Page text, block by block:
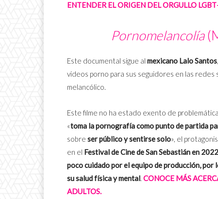
ENTENDER EL ORIGEN DEL ORGULLO
Pornomelancolía
Este documental sigue al mexicano Lalo Santos
videos porno para sus seguidores en las
melancólico.
Este filme no ha estado exento de
«toma la pornografía como punto de partida
sobre ser público y sentirse solo», el
en el Festival de Cine de San Sebastián en 2022
poco cuidado por el equipo de producción,
su salud física y mental. CONOCE MÁS
ADULTOS.